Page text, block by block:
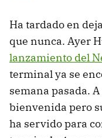
Ha tardado en
que nunca. Ayer
lanzamiento del
terminal ya se
semana pasada.
bienvenida pero
ha servido para